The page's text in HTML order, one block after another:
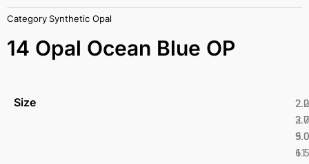
Category Synthetic Opal
14 Opal Ocean Blue OP
Size